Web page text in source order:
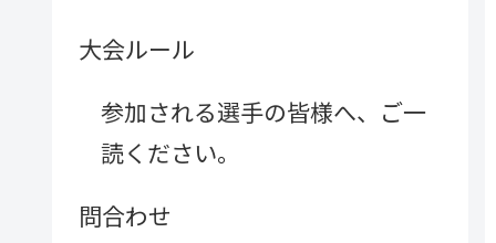
大会ルール
参加される選手の皆様へ、ご一
読ください。
問合わせ